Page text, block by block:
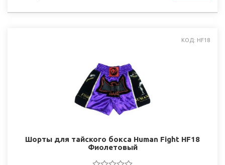
КОД: HF18
Шорты для тайского бокса Human Fight HF18
Фиолетовый